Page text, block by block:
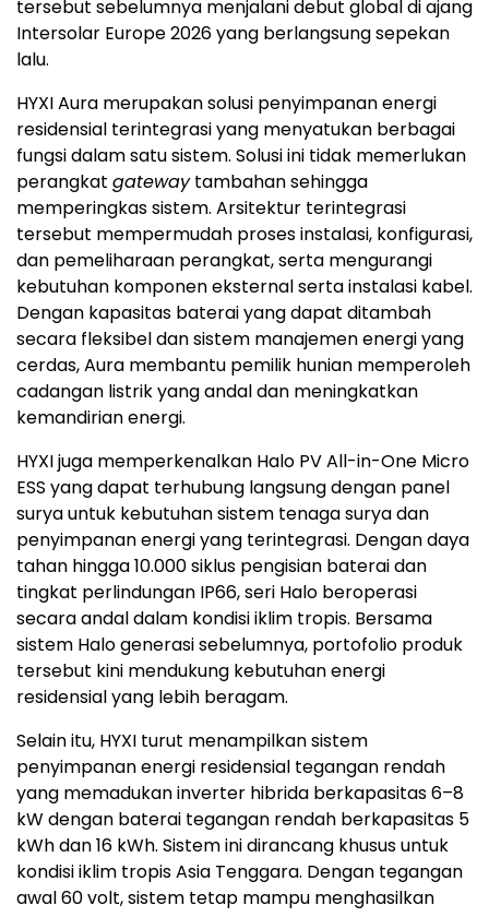
perangkatgatewaytambahan sehingga
memperingkas sistem. Arsitektur terintegrasi
dan pemeliharaan perangkat, serta mengurangi
kebutuhan komponen eksternal serta instalasi kabel.
Dengan kapasitas baterai yang dapat ditambah
secara fleksibel dan sistem manajemen energi yang
cerdas, Aura membantu pemilik hunian memperoleh
cadangan listrik yang andal dan meningkatkan
kemandirian energi.
HYXI juga memperkenalkan Halo PV All-in-One Micro
ESS yang dapat terhubung langsung dengan panel
surya untuk kebutuhan sistem tenaga surya dan
penyimpanan energi yang terintegrasi. Dengan daya
tahan hingga 10.000 siklus pengisian baterai dan
secara andal dalam kondisi iklim tropis. Bersama
sistem Halo generasi sebelumnya, portofolio produk
tersebut kini mendukung kebutuhan energi
residensial yang lebih beragam.
Selain itu, HYXI turut menampilkan sistem
penyimpanan energi residensial tegangan rendah
yang memadukan inverter hibrida berkapasitas 6–8
kW dengan baterai tegangan rendah berkapasitas 5
kWh dan 16 kWh. Sistem ini dirancang khusus untuk
awal 60 volt, sistem tetap mampu menghasilkan
energi dalam kondisi cahaya rendah. Di sisi lain,
rentang tegangan jaringan yang lebar, yakni 90–280
volt, turut menjaga stabilitas operasional ketika
kondisi jaringan listrik berfluktuasi. Sistem ini tetap
bekerja secara andal pada lingkungan dengan suhu
dan tingkat kelembapan yang tinggi.